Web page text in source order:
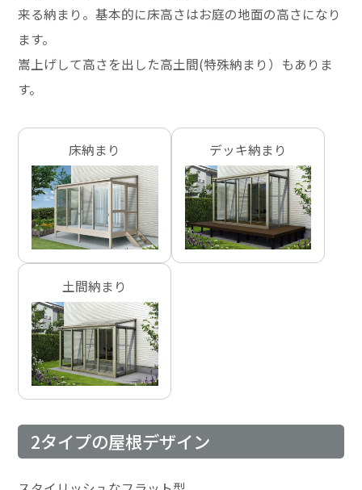
来る納まり。基本的に床高さはお庭の地面の高さになり
ます。
嵩上げして高さを出した高土間(特殊納まり）もありま
す。
床納まり デッキ納まり
土間納まり
2タイプの屋根デザイン